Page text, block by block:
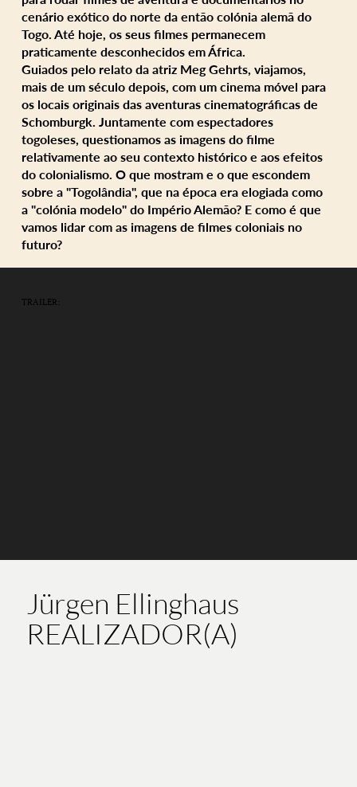
cenário exótico do norte da então colónia alemã do
Togo. Até hoje, os seus filmes permanecem
praticamente desconhecidos em África.
Guiados pelo relato da atriz Meg Gehrts, viajamos,
mais de um século depois, com um cinema móvel para
os locais originais das aventuras cinematográficas de
Schomburgk. Juntamente com espectadores
togoleses, questionamos as imagens do filme
relativamente ao seu contexto histórico e aos efeitos
do colonialismo. O que mostram e o que escondem
sobre a "Togolândia", que na época era elogiada como
a "colónia modelo" do Império Alemão? E como é que
vamos lidar com as imagens de filmes coloniais no
futuro?
Jürgen Ellinghaus
REALIZADOR(A)
TRAILER: